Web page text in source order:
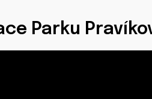
Parku